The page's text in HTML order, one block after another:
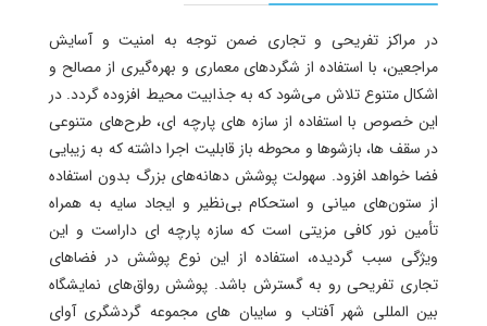
در مراکز تفریحی و تجاری ضمن توجه به امنیت و آسایش
مراجعین، با استفاده از شگردهای معماری و بهر‌ه‌گیری از مصالح و
اشکال متنوع تلاش می‌شود که به جذابیت محیط افزوده گردد. در
این خصوص با استفاده از سازه های پارچه ای، طرح‌های متنوعی
در سقف ها، بازشوها و محوطه باز قابلیت اجرا داشته که به زیبایی
فضا خواهد افزود. سهولت پوشش دهانه‌های بزرگ بدون استفاده
از ستون‌های میانی و استحکام بی‌نظیر و ایجاد سایه به همراه
تأمین نور کافی مزیتی است که سازه پارچه ای داراست و این
ویژگی سبب گردیده، استفاده از این نوع پوشش در فضاهای
تجاری تفریحی رو به گسترش باشد. پوشش رواق‌های نمایشگاه
بین المللی شهر آفتاب و سایبان های مجموعه گردشگری آوای